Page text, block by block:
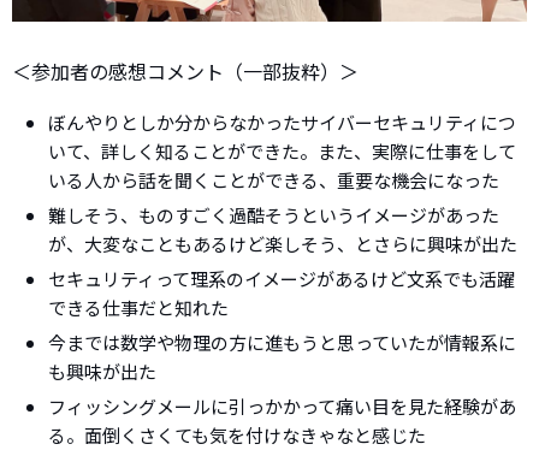
＜参加者の感想コメント（一部抜粋）＞
ぼんやりとしか分からなかったサイバーセキュリティにつ
いて、詳しく知ることができた。また、実際に仕事をして
いる人から話を聞くことができる、重要な機会になった
難しそう、ものすごく過酷そうというイメージがあった
が、大変なこともあるけど楽しそう、とさらに興味が出た
セキュリティって理系のイメージがあるけど文系でも活躍
できる仕事だと知れた
今までは数学や物理の方に進もうと思っていたが情報系に
も興味が出た
フィッシングメールに引っかかって痛い目を見た経験があ
る。面倒くさくても気を付けなきゃなと感じた